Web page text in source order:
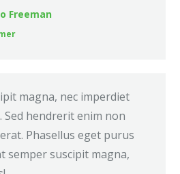
Freeman
magna, nec imperdiet
Sed hendrerit enim non
Phasellus eget purus
semper suscipit magna,